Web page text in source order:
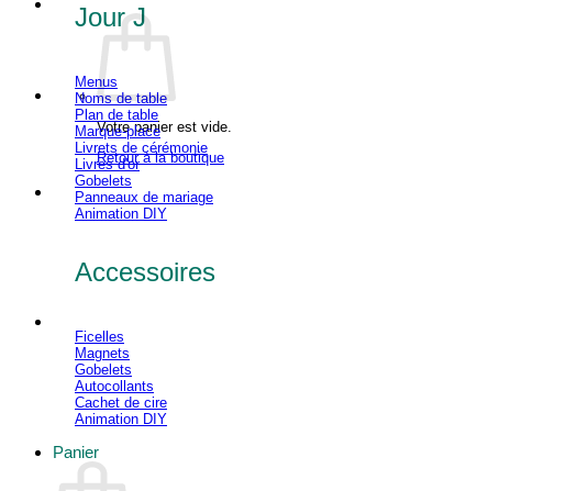
Votre panier est vide.
Retour à la boutique
Panier
Jour J
Menus
Noms de table
Plan de table
Marque-place
Livrets de cérémonie
Livres d'or
Gobelets
Panneaux de mariage
Animation DIY
Accessoires
Ficelles
Magnets
Gobelets
Autocollants
Cachet de cire
Animation DIY